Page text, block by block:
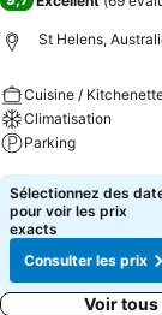
St Helens,
Cuisine /
Climatisation
Parking
Consulter les prix
Sélectionnez des
pour voir les prix
exacts
Consulter les prix
Voir tous